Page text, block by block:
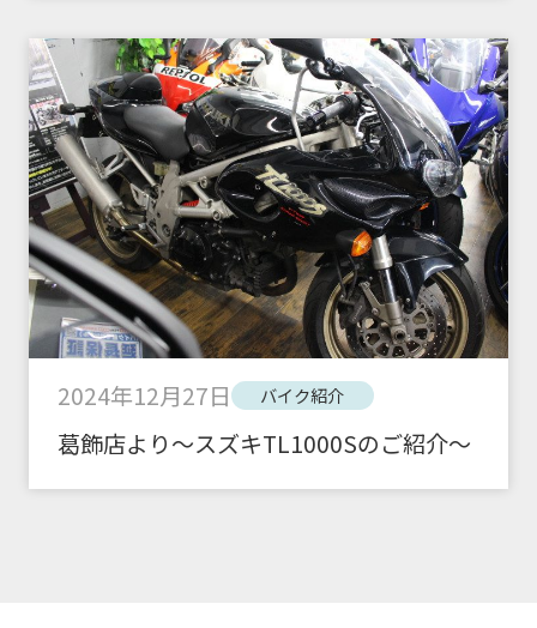
2024年12月27日 バイク紹介
葛飾店より～スズキTL1000Sのご紹介～